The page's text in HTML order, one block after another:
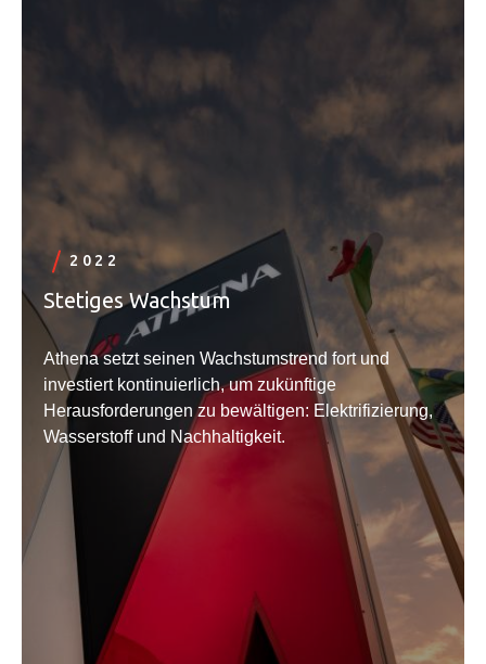
2022
Stetiges Wachstum
Athena setzt seinen Wachstumstrend fort und
investiert kontinuierlich, um zukünftige
Herausforderungen zu bewältigen: Elektrifizierung,
Wasserstoff und Nachhaltigkeit.